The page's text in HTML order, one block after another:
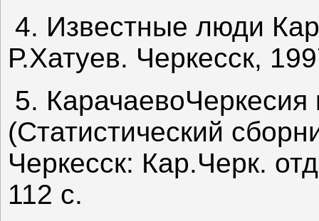
4. Известные люди
Р.Хатуев. Черкесск,
5.
(Статистический
Черкесск: Кар.Черк.
112 с.